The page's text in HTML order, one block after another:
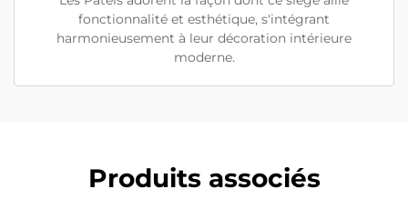
fonctionnalité et esthétique, s'intégrant
harmonieusement à leur décoration intérieure
moderne.
Produits associés